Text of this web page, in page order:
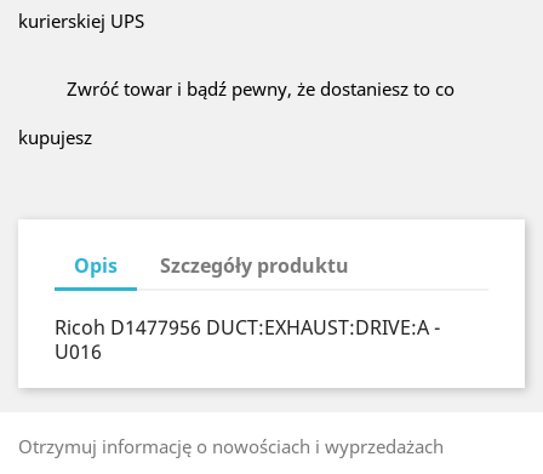
kurierskiej UPS
Zwróć towar i bądź pewny, że dostaniesz to co
kupujesz
Opis Szczegóły produktu
Ricoh D1477956 DUCT:EXHAUST:DRIVE:A -
U016
Otrzymuj informację o nowościach i wyprzedażach